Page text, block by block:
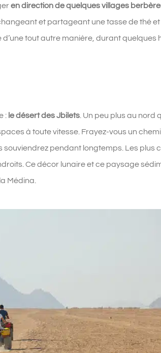
en direction de quelques villages
et partageant une tasse de thé
tout autre manière, durant
:le désert des Jbilets. Un peu plus au nord
à toute vitesse. Frayez-vous un
pendant longtemps. Les plus
Ce décor lunaire et ce paysage
Médina.